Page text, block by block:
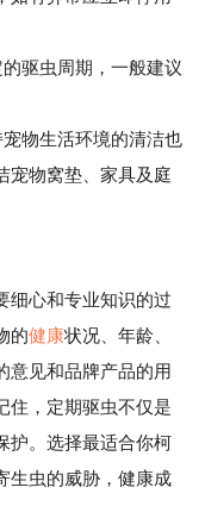
驱虫周期，一般建议
物生活环境的清洁也
宠物窝垫、家具及庭
心和专业知识的过
的健康状况、年龄、
意见和品牌产品的用
住，定期驱虫不仅是
护。选择最适合你柯
生虫的威胁，健康成